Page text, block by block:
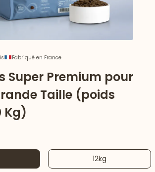
Fabriqué en France
Super Premium pour
Taille (poids
Kg)
12kg